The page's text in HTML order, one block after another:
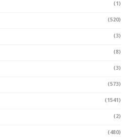
(1)
(520)
(3)
(8)
(3)
(573)
(1541)
(2)
(480)